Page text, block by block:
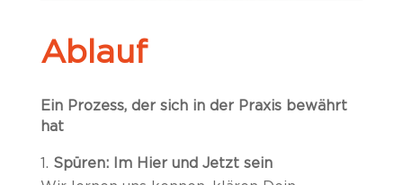
Ablauf
Ein Prozess, der sich in der Praxis bewährt
hat
Spüren: Im Hier und Jetzt sein